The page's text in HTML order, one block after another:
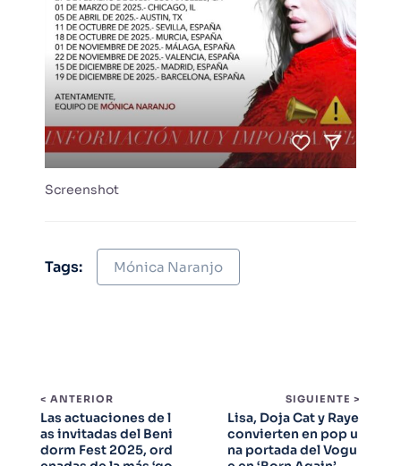
Screenshot
Tags: Mónica Naranjo
< ANTERIOR
Las actuaciones de l
as invitadas del Beni
dorm Fest 2025, ord
SIGUIENTE >
Lisa, Doja Cat y Raye
convierten en pop u
na portada del Vogu